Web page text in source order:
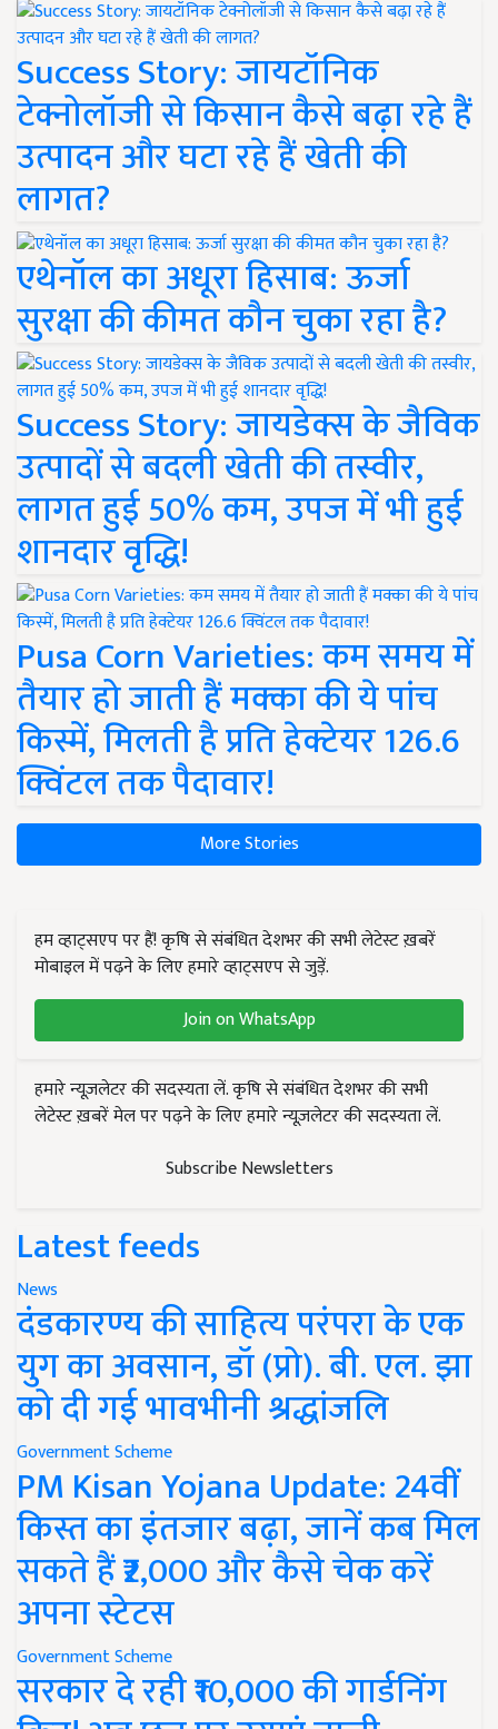
Success Story: जायटॉनिक
टेक्नोलॉजी से किसान कैसे बढ़ा रहे हैं
उत्पादन और घटा रहे हैं खेती की
लागत?
एथेनॉल का अधूरा हिसाब: ऊर्जा
सुरक्षा की कीमत कौन चुका रहा है?
Success Story: जायडेक्स के जैविक
उत्पादों से बदली खेती की तस्वीर,
लागत हुई 50% कम, उपज में भी हुई
शानदार वृद्धि!
Pusa Corn Varieties: कम समय में
तैयार हो जाती हैं मक्का की ये पांच
किस्में, मिलती है प्रति हेक्टेयर 126.6
क्विंटल तक पैदावार!
More Stories
हम व्हाट्सएप पर हैं! कृषि से संबंधित देशभर की सभी लेटेस्ट ख़बरें
मोबाइल में पढ़ने के लिए हमारे व्हाट्सएप से जुड़ें.
Join on WhatsApp
हमारे न्यूज़लेटर की सदस्यता लें. कृषि से संबंधित देशभर की सभी
लेटेस्ट ख़बरें मेल पर पढ़ने के लिए हमारे न्यूज़लेटर की सदस्यता लें.
Subscribe Newsletters
Latest feeds
News
दंडकारण्य की साहित्य परंपरा के एक
युग का अवसान, डॉ (प्रो). बी. एल. झा
को दी गई भावभीनी श्रद्धांजलि
Government Scheme
PM Kisan Yojana Update: 24वीं
किस्त का इंतजार बढ़ा, जानें कब मिल
सकते हैं ₹2,000 और कैसे चेक करें
अपना स्टेटस
Government Scheme
सरकार दे रही ₹10,000 की गार्डनिंग